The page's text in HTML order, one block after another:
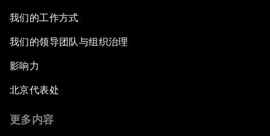
我们的工作方式
我们的领导团队与组织治理
影响力
北京代表处
更多内容